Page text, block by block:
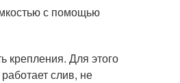
с помощью
крепления. Для этого
слив, не